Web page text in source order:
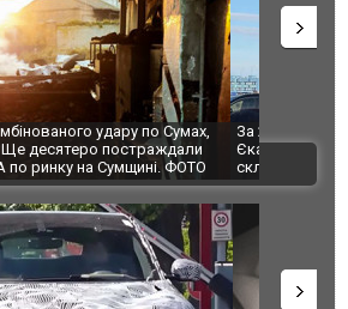
від кордону з Україною: в
після атаки дронів загорівся
ФОТО. ВІДЕО
"Мої
ВІДЕО